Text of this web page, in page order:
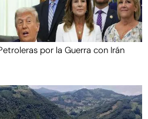
por la Guerra con Irán